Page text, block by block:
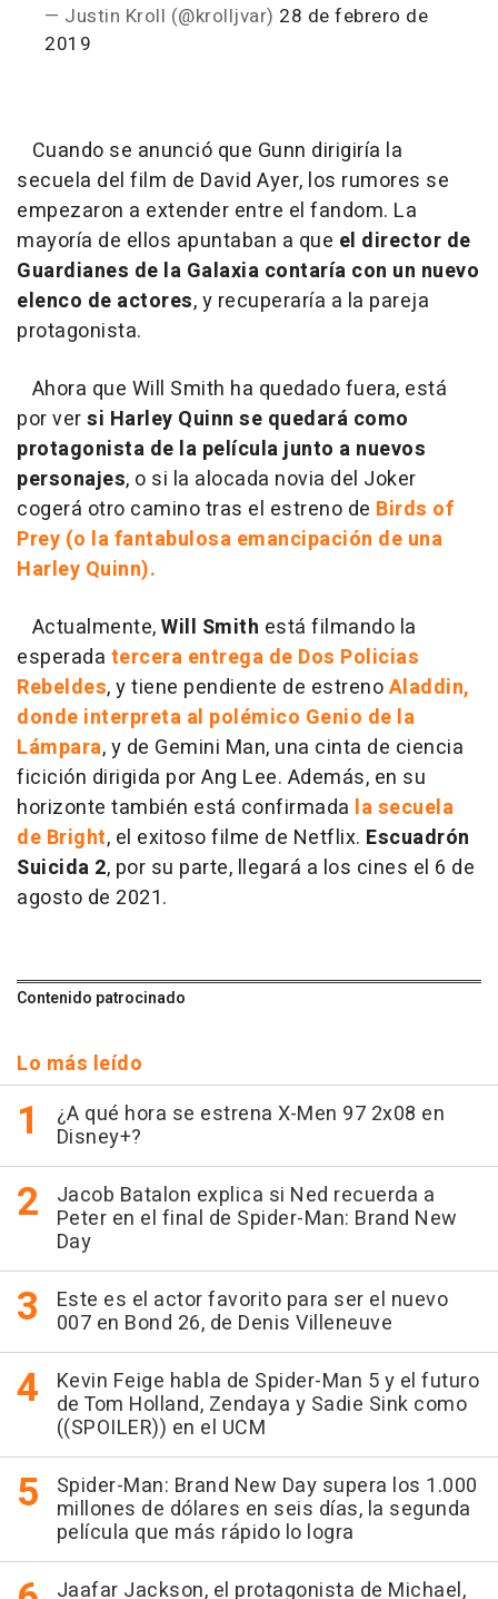
— Justin Kroll (@krolljvar) 28 de febrero de
2019
Cuando se anunció que Gunn dirigiría la
secuela del film de David Ayer, los rumores se
empezaron a extender entre el fandom. La
mayoría de ellos apuntaban a que el director de
Guardianes de la Galaxia contaría con un nuevo
elenco de actores, y recuperaría a la pareja
protagonista.
Ahora que Will Smith ha quedado fuera, está
por versi Harley Quinn se quedará como
protagonista de la película junto a nuevos
personajes, o si la alocada novia del Joker
cogerá otro camino tras el estreno de Birds of
Prey (o la fantabulosa emancipación de una
Harley Quinn).
Actualmente,Will Smith está filmando la
esperada tercera entrega de Dos Policias
Rebeldes, y tiene pendiente de estrenoAladdin,
donde interpreta al polémico Genio de la
Lámpara, y de Gemini Man, una cinta de ciencia
ficición dirigida por Ang Lee. Además, en su
horizonte también está confirmada la secuela
de Bright, el exitoso filme de Netflix. Escuadrón
Suicida 2, por su parte, llegará a los cines el 6 de
agosto de 2021.
Contenido patrocinado
Lo más leído
¿A qué hora se estrena X-Men 97 2x08 en
Disney+?
Jacob Batalon explica si Ned recuerda a
Peter en el final de Spider-Man: Brand New
Day
Este es el actor favorito para ser el nuevo
007 en Bond 26, de Denis Villeneuve
Kevin Feige habla de Spider-Man 5 y el futuro
de Tom Holland, Zendaya y Sadie Sink como
((SPOILER)) en el UCM
Spider-Man: Brand New Day supera los 1.000
millones de dólares en seis días, la segunda
película que más rápido lo logra
Jaafar Jackson, el protagonista de Michael,